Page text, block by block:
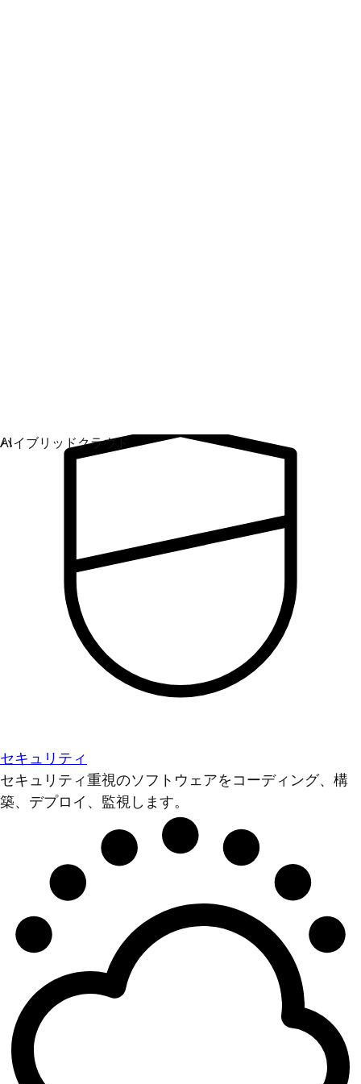
セキュリティ
セキュリティ重視のソフトウェアをコーディング、構
築、デプロイ、監視します。